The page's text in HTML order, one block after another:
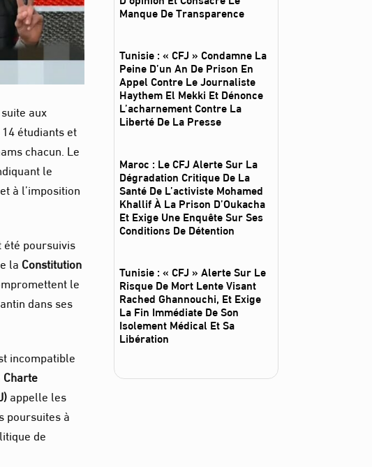
aux
étudiants et
chacun. Le
le
à l’imposition
poursuivis
laConstitution
le
dans ses
incompatible
Charte
appelle les
poursuites à
de
Manque De Transparence
Tunisie : « CFJ » Condamne La
Peine D’un An De Prison En
Appel Contre Le Journaliste
Haythem El Mekki Et Dénonce
L’acharnement Contre La
Liberté De La Presse
Maroc : Le CFJ Alerte Sur La
Dégradation Critique De La
Santé De L’activiste Mohamed
Khallif À La Prison D’Oukacha
Et Exige Une Enquête Sur Ses
Conditions De Détention
Tunisie : « CFJ » Alerte Sur Le
Risque De Mort Lente Visant
Rached Ghannouchi, Et Exige
La Fin Immédiate De Son
Isolement Médical Et Sa
Libération